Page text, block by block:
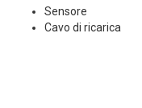
Sensore
Cavo di ricarica